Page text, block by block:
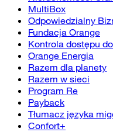
MultiBox
Odpowiedzialny
Fundacja Orange
Kontrola dostępu
Orange Energia
Razem dla planety
Razem w sieci
Program Re
Payback
Tłumacz języka
Confort+